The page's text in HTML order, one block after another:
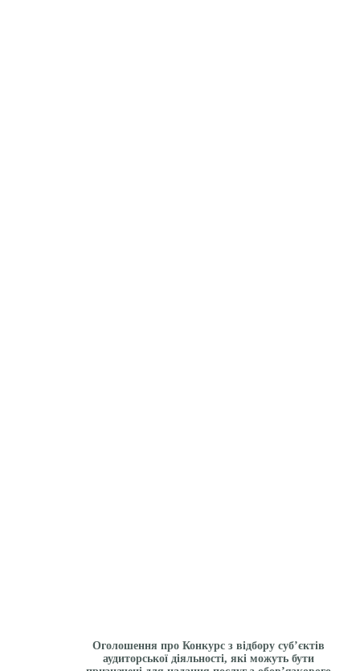
Оголошення про Конкурс з відбору суб’єктів
аудиторської діяльності, які можуть бути